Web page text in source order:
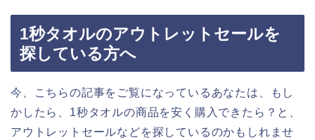
1秒タオルのアウトレットセールを
探している方へ
今、こちらの記事をご覧になっているあなたは、もし
かしたら、1秒タオルの商品を安く購入できたら？と、
アウトレットセールなどを探しているのかもしれませ